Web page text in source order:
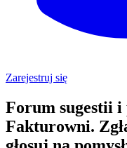
Zarejestruj się
Forum sugestii i
Fakturowni.